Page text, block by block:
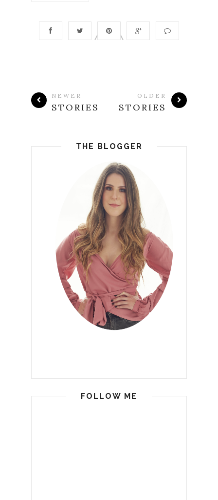
NEWER
STORIES
OLDER
STORIES
THE BLOGGER
FOLLOW ME